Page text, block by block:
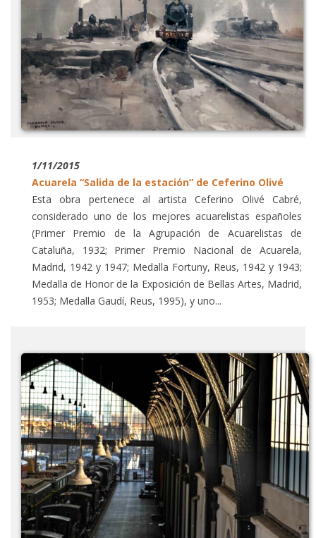
1/11/2015
Acuarela “Salida de la estación” de Ceferino Olivé
Esta obra pertenece al artista Ceferino Olivé Cabré,
considerado uno de los mejores acuarelistas españoles
(Primer Premio de la Agrupación de Acuarelistas de
Cataluña, 1932; Primer Premio Nacional de Acuarela,
Madrid, 1942 y 1947; Medalla Fortuny, Reus, 1942 y 1943;
Medalla de Honor de la Exposición de Bellas Artes, Madrid,
1953; Medalla Gaudí, Reus, 1995), y uno...